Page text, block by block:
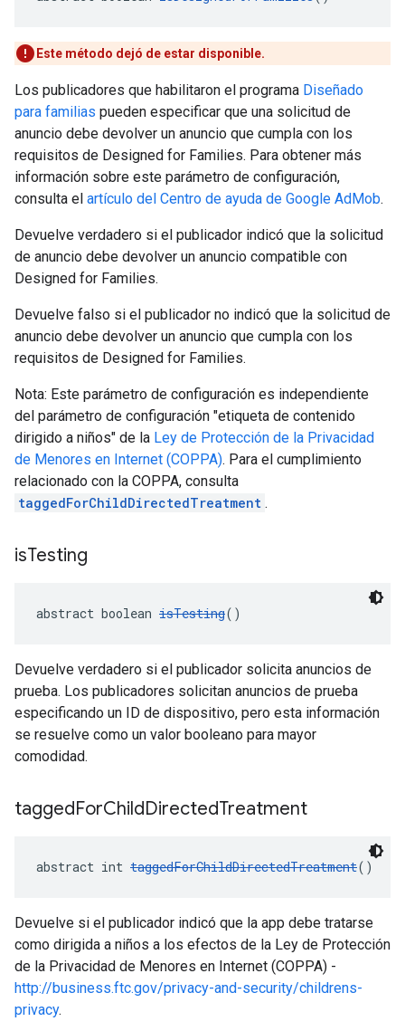
Este método dejó de estar disponible.
Los publicadores que habilitaron el programa Diseñado
para familias pueden especificar que una solicitud de
anuncio debe devolver un anuncio que cumpla con los
requisitos de Designed for Families. Para obtener más
información sobre este parámetro de configuración,
consulta el artículo del Centro de ayuda de Google AdMob.
Devuelve verdadero si el publicador indicó que la solicitud
de anuncio debe devolver un anuncio compatible con
Designed for Families.
Devuelve falso si el publicador no indicó que la solicitud de
anuncio debe devolver un anuncio que cumpla con los
requisitos de Designed for Families.
Nota: Este parámetro de configuración es independiente
del parámetro de configuración "etiqueta de contenido
dirigido a niños" de la Ley de Protección de la Privacidad
de Menores en Internet (COPPA). Para el cumplimiento
relacionado con la COPPA, consulta
taggedForChildDirectedTreatment .
isTesting
abstract boolean isTesting()
Devuelve verdadero si el publicador solicita anuncios de
prueba. Los publicadores solicitan anuncios de prueba
especificando un ID de dispositivo, pero esta información
se resuelve como un valor booleano para mayor
comodidad.
taggedForChildDirectedTreatment
abstract int taggedForChildDirectedTreatment()
Devuelve si el publicador indicó que la app debe tratarse
como dirigida a niños a los efectos de la Ley de Protección
de la Privacidad de Menores en Internet (COPPA) -
http://business.ftc.gov/privacy-and-security/childrens-
privacy.